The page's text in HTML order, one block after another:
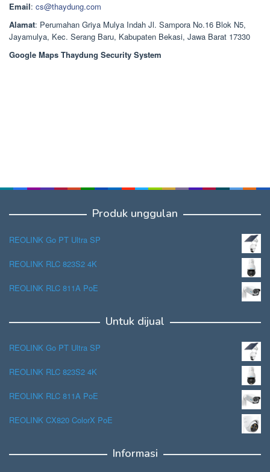
Email: cs@thaydung.com
Alamat: Perumahan Griya Mulya Indah Jl. Sampora No.16 Blok N5,
Jayamulya, Kec. Serang Baru, Kabupaten Bekasi, Jawa Barat 17330
Google Maps Thaydung Security System
Produk unggulan
REOLINK Go PT Ultra SP
REOLINK RLC 823S2 4K
REOLINK RLC 811A PoE
Untuk dijual
REOLINK Go PT Ultra SP
REOLINK RLC 823S2 4K
REOLINK RLC 811A PoE
REOLINK CX820 ColorX PoE
Informasi